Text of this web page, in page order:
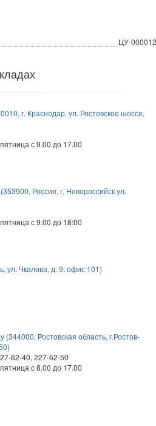
ЦУ-
г. Краснодар, ул. Ростовское шоссе,
с 9.00 до 17.00
Россия, г. Новороссийск ул.
с 9.00 до 18:00
ул. Чкалова, д. 9, офис 101)
Ростовская область, г.Ростов-
62-40, 227-62-50
с 8.00 до 17.00